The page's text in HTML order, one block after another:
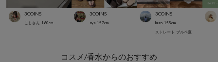
3COINS
こじさん 160cm
3COINS
aya 157cm
3COINS
kuro 155cm
ストレート ブルベ夏
コスメ/香水からのおすすめ